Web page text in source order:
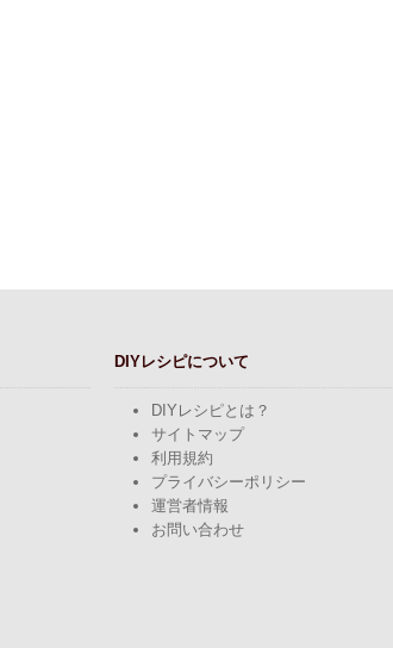
DIYレシピについて
DIYレシピとは？
サイトマップ
利用規約
プライバシーポリシー
運営者情報
お問い合わせ